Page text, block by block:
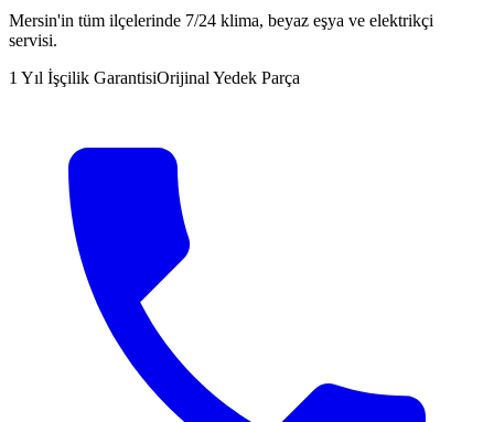
Mersin'in tüm ilçelerinde 7/24 klima, beyaz eşya ve elektrikçi
servisi.
1 Yıl İşçilik GarantisiOrijinal Yedek Parça